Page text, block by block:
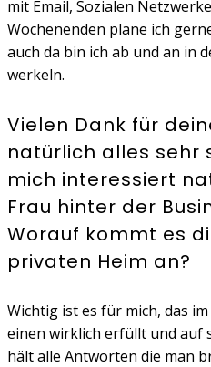
mit Email, Sozialen
Wochenenden plane ich
auch da bin ich ab und an in
werkeln.
Vielen Dank für
natürlich alles sehr
mich interessiert
Frau hinter der
Worauf kommt es
privaten Heim an?
Wichtig ist es für mich, das
einen wirklich erfüllt und auf
hält alle Antworten die man